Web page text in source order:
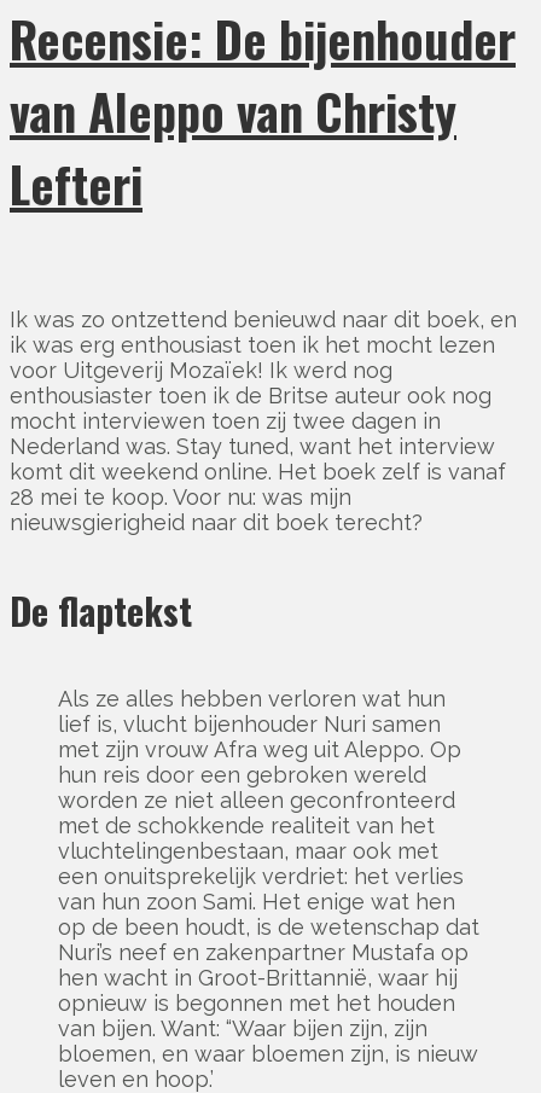
Recensie: De bijenhouder
van Aleppo van Christy
Lefteri
Ik was zo ontzettend benieuwd naar dit boek, en
ik was erg enthousiast toen ik het mocht lezen
voor Uitgeverij Mozaïek! Ik werd nog
enthousiaster toen ik de Britse auteur ook nog
mocht interviewen toen zij twee dagen in
Nederland was. Stay tuned, want het interview
komt dit weekend online. Het boek zelf is vanaf
28 mei te koop. Voor nu: was mijn
nieuwsgierigheid naar dit boek terecht?
De flaptekst
Als ze alles hebben verloren wat hun
lief is, vlucht bijenhouder Nuri samen
met zijn vrouw Afra weg uit Aleppo. Op
hun reis door een gebroken wereld
worden ze niet alleen geconfronteerd
met de schokkende realiteit van het
vluchtelingenbestaan, maar ook met
een onuitsprekelijk verdriet: het verlies
van hun zoon Sami. Het enige wat hen
op de been houdt, is de wetenschap dat
Nuri’s neef en zakenpartner Mustafa op
hen wacht in Groot-Brittannië, waar hij
opnieuw is begonnen met het houden
van bijen. Want: “Waar bijen zijn, zijn
bloemen, en waar bloemen zijn, is nieuw
leven en hoop.’